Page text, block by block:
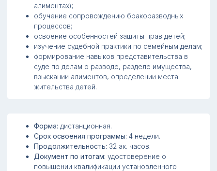
алиментах);
обучение сопровождению бракоразводных
процессов;
освоение особенностей защиты прав детей;
изучение судебной практики по семейным делам;
формирование навыков представительства в
суде по делам о разводе, разделе имущества,
взыскании алиментов, определении места
жительства детей.
Форма: дистанционная.
Срок освоения программы: 4 недели.
Продолжительность: 32 ак. часов.
Документ по итогам: удостоверение о
повышении квалификации установленного